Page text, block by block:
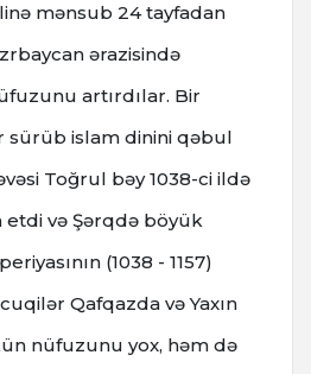
mənsub 24 tayfadan
ərazisində
artırdılar. Bir
sürüb islam dinini qəbul
Toğrul bəy 1038-ci ildə
və Şərqdə böyük
(1038 - 1157)
Qafqazda və Yaxın
nüfuzunu yox, həm də